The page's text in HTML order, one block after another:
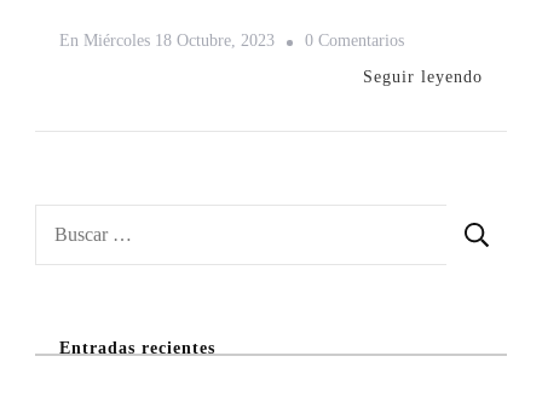
En Miércoles 18 Octubre, 2023 0 ComentariosEn
Asturias
Semana
Seguir leyendo
Entradas recientes